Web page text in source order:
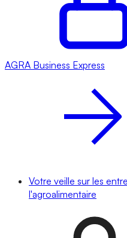
AGRA Business Express
Votre veille sur les
l'agroalimentaire